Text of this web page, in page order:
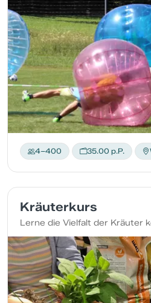
4–400 35.00 p.P.
Kräuterkurs